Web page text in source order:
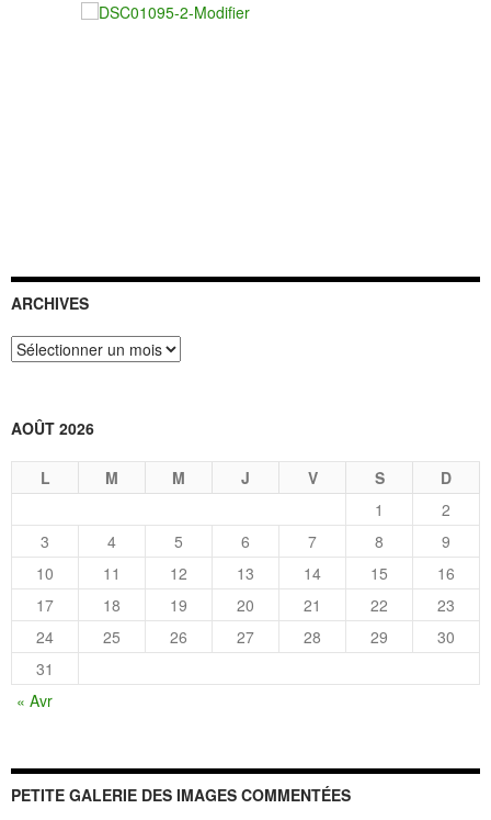
ARCHIVES
Archives
AOÛT 2026
L M M J V S
D
1
2
3
4 5 6 7 8
9
10
11 12 13 14 15
16
17
18 19 20 21 22
23
24
25 26 27 28 29
30
31
« Avr
PETITE GALERIE DES IMAGES COMMENTÉES